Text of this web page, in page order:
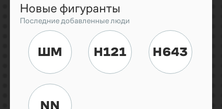
Новые фигуранты
Последние добавленные люди
ШМ Н121 Н643
NN